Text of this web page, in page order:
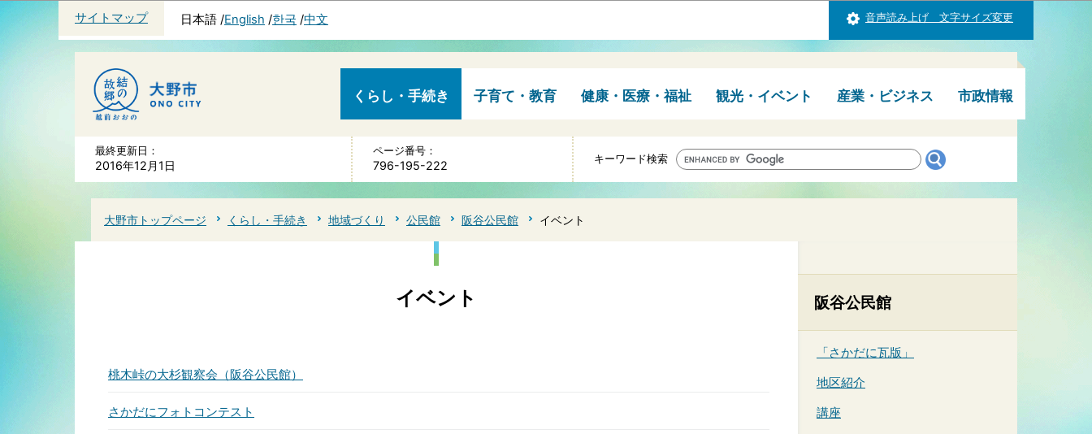
サイトマップ 日本語 English 한국 中文 音声読み上げ 文字サイズ変更
くらし・手続き 子育て・教育 健康・医療・福祉 観光・イベント 産業・ビジネス 市政情報
最終更新日：
2016年12月1日
ページ番号：
796-195-222 キーワード検索
大野市トップページ くらし・手続き 地域づくり 公民館 阪谷公民館 イベント
イベント
桃木峠の大杉観察会（阪谷公民館）
さかだにフォトコンテスト
阪谷公民館
「さかだに瓦版」
地区紹介
講座